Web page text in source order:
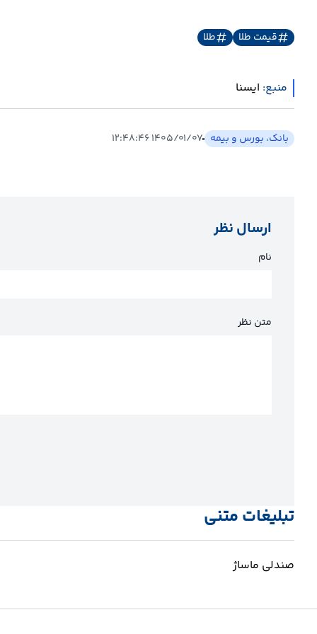
قیمت طلا طلا
منبع: ايسنا
بانک، بورس و بیمه ۱۴۰۵/۰۱/۰۷ ۱۲:۴۸:۴۶
ارسال نظر
نام
متن نظر
تبلیغات متنی
صندلی ماساژ